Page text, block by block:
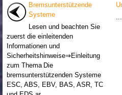
Bremsunterstützende
Systeme
Lesen und beachten Sie
zuerst die einleitenden
Informationen und
Sicherheitshinweise⇒Einleitung
zum Thema Die
bremsunterstützenden Systeme
ESC, ABS, EBV, BAS, ASR, TC
...